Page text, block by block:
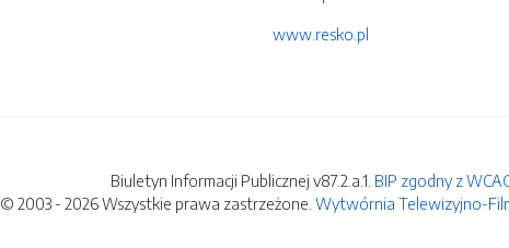
www.resko.pl
Biuletyn Informacji Publicznej v87.2.a.1. BIP zgodny z
© 2003 - 2026 Wszystkie prawa zastrzeżone. Wytwórnia Telewizyjno-